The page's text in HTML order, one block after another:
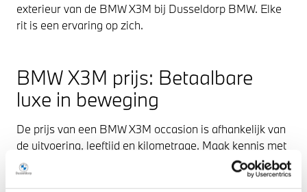
exterieur van de BMW X3M bij Dusseldorp BMW. Elke
rit is een ervaring op zich.
BMW X3M prijs: Betaalbare
luxe in beweging
De prijs van een BMW X3M occasion is afhankelijk van
de uitvoering, leeftijd en kilometrage. Maak kennis met
de verschillende modellen en ontdek de prijzen bij
Dusseldorp BMW. Onze verkoopadviseurs staan klaar